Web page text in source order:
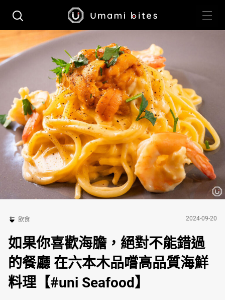
飲食 2024-09-20
如果你喜歡海膽，絕對不能錯過
的餐廳 在六本木品嚐高品質海鮮
料理【#uni Seafood】